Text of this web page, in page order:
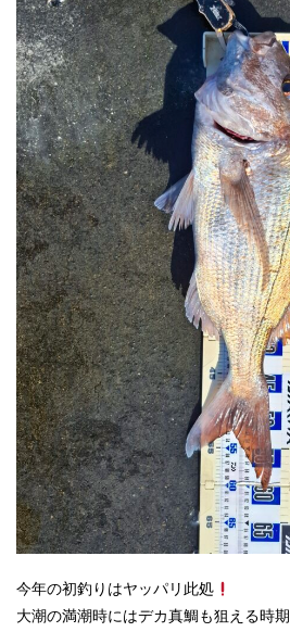
今年の初釣りはヤッパリ此処
大潮の満潮時にはデカ真鯛も狙える時